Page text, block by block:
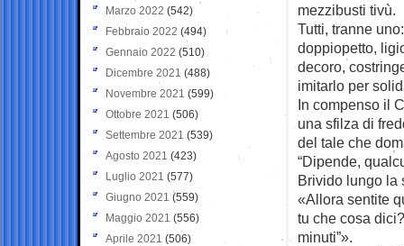
mezzibusti tivù.
Tutti, tranne
doppiopetto,
decoro,
imitarlo per
In compenso il
una sfilza di
del tale che
“Dipende,
Brivido lungo la
«Allora sentite
tu che cosa
minuti”».
Marzo 2022 (542)
Febbraio 2022 (494)
Gennaio 2022 (510)
Dicembre 2021 (488)
Novembre 2021 (599)
Ottobre 2021 (506)
Settembre 2021 (539)
Agosto 2021 (423)
Luglio 2021 (577)
Giugno 2021(559)
Maggio 2021 (556)
Aprile 2021 (506)